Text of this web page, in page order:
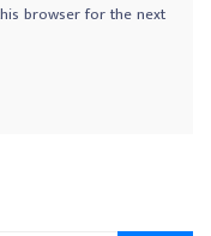
browser for the next